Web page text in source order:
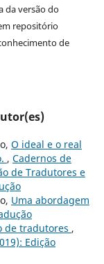
da versão do
repositório
de
O ideal e o real
, Cadernos de
de Tradutores e
Uma abordagem
de tradutores ,
Edição